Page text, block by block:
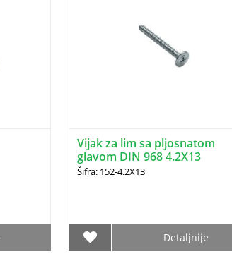
Vijak za lim sa pljosnatom
glavom DIN 968 4.2X13
Šifra: 152-4.2X13
Detaljnije